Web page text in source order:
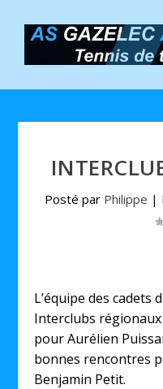
Posté par Philippe |
L’équipe des cadets
Interclubs régionaux
pour Aurélien
bonnes rencontres
Benjamin Petit.